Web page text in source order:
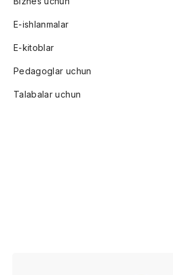
E-ishlanmalar
E-kitoblar
Pedagoglar uchun
Talabalar uchun